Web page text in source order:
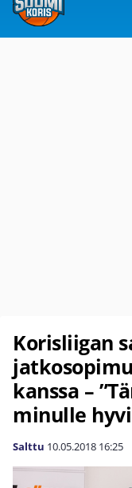
Korisliigan
kanssa –
minulle
Salttu 10.05.2018 16:25